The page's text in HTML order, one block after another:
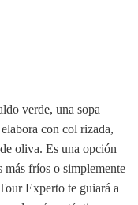
verde, una sopa
con col rizada,
oliva. Es una opción
más fríos o simplemente
Experto te guiará a